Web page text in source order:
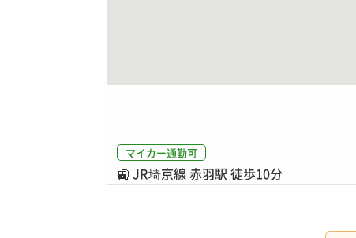
マイカー通勤可
🚉 JR埼京線 赤羽駅 徒歩10分